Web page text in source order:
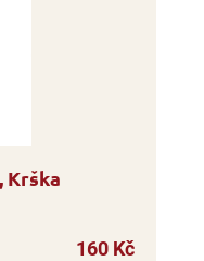
Krška
160 Kč